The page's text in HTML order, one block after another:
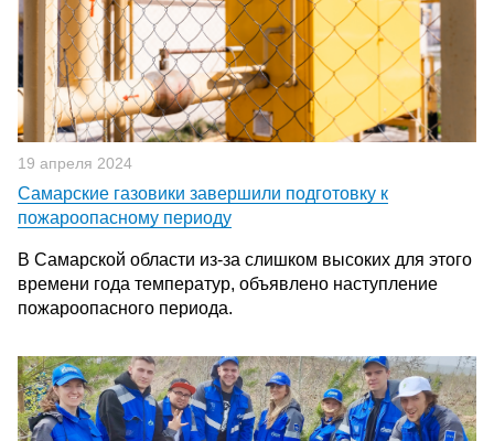
19 апреля 2024
Самарские газовики завершили подготовку к
пожароопасному периоду
В Самарской области из-за слишком высоких для этого
времени года температур, объявлено наступление
пожароопасного периода.